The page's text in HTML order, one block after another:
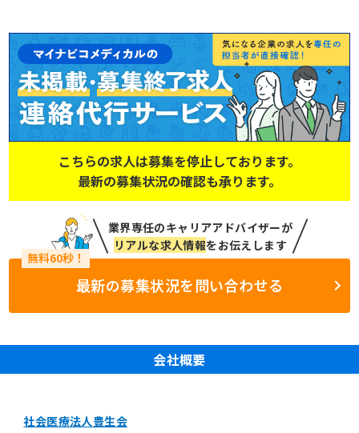
こちらの求人は募集を停止しております。
最新の募集状況の確認も承ります。
業界専任のキャリアアドバイザーが
リアルな求人情報をお伝えします
最新の募集状況を問い合わせる
会社概要
社会医療法人豊生会